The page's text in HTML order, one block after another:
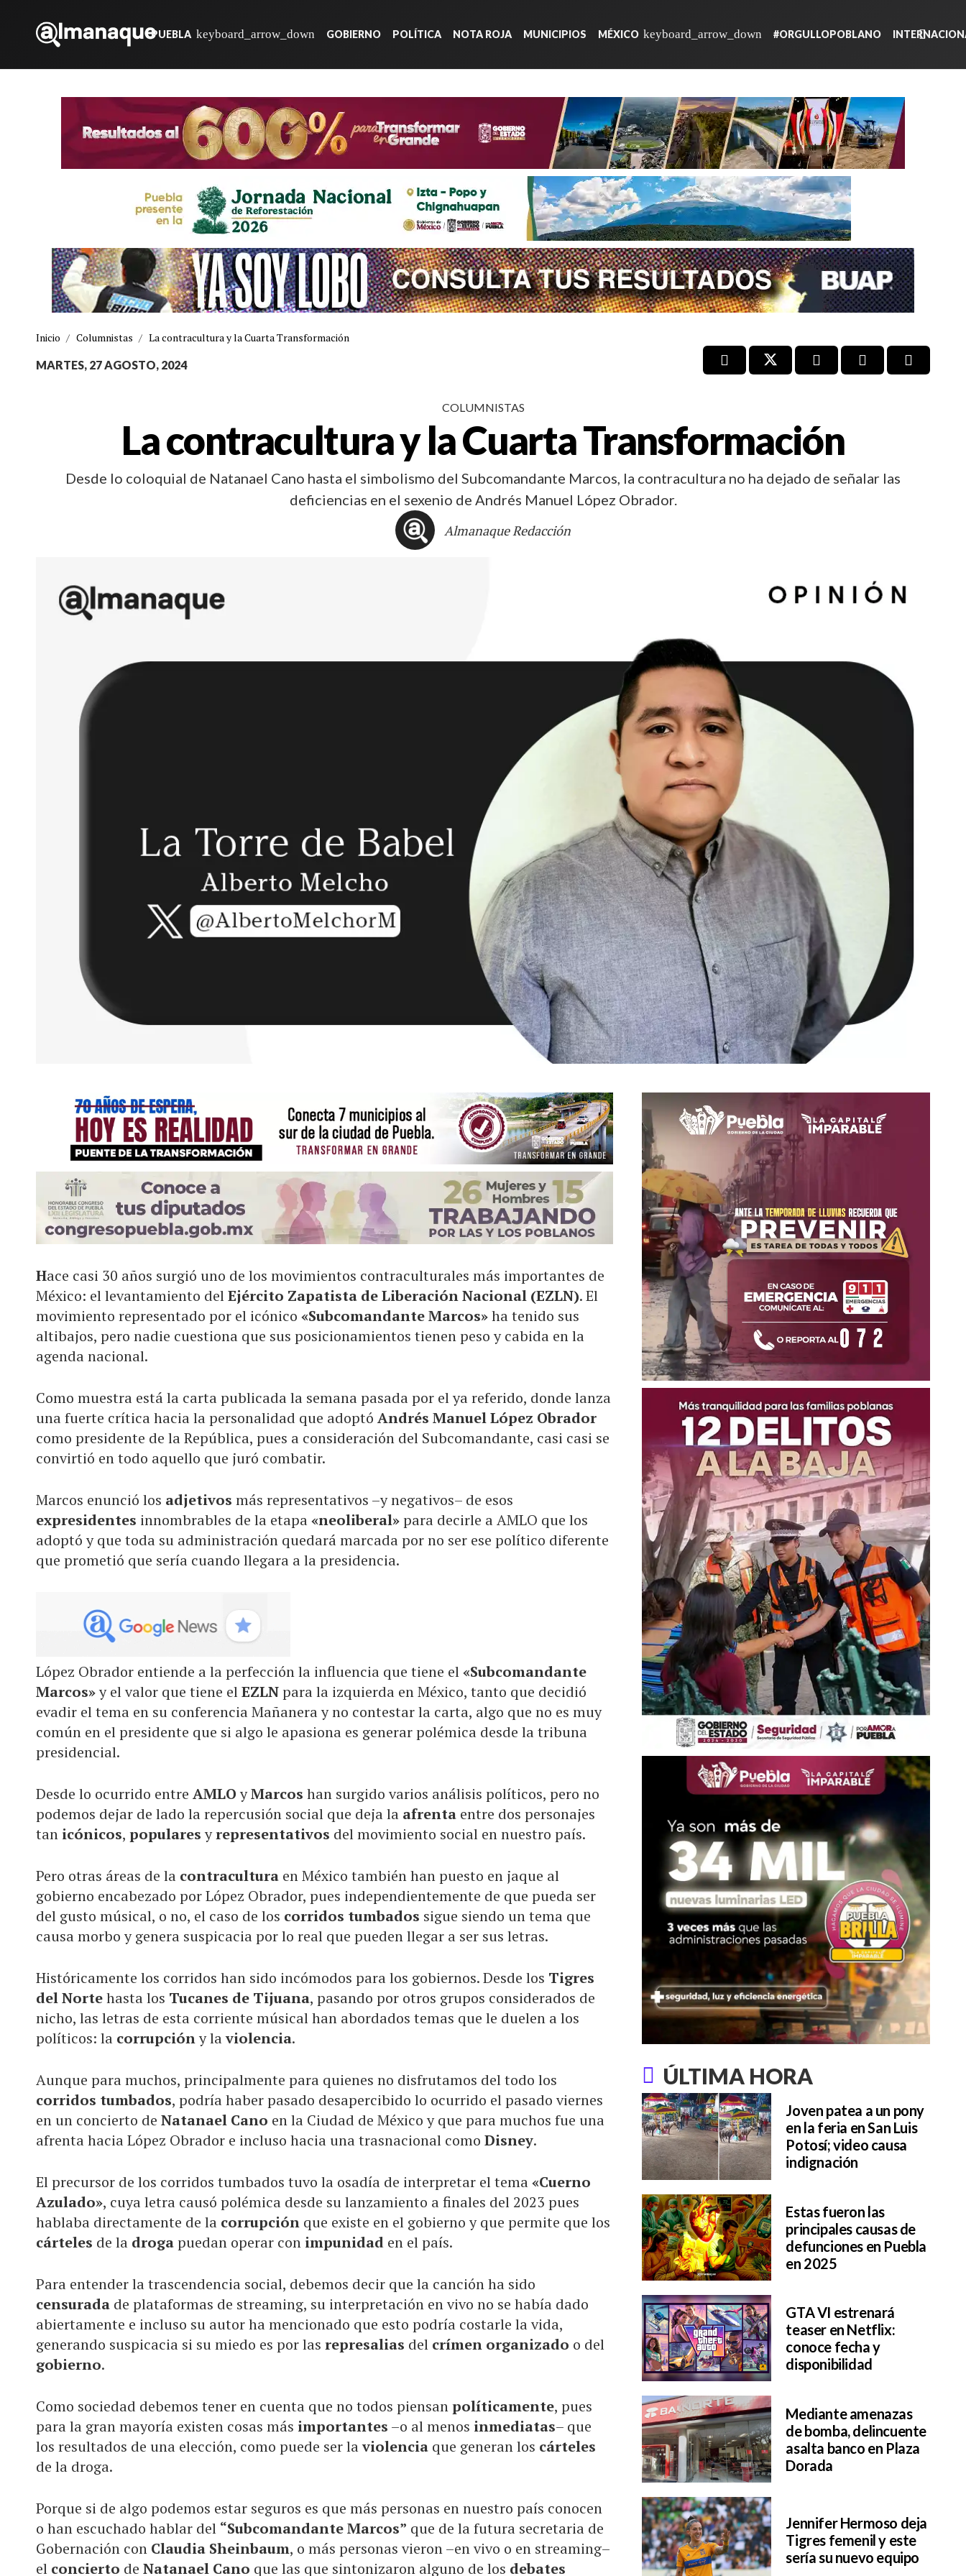
PUEBLA GOBIERNO POLÍTICA NOTA ROJA MUNICIPIOS MÉXICO #ORGULLOPOBLANO
Inicio / Columnistas / La contracultura y la Cuarta Transformación
MARTES, 27 AGOSTO, 2024
COLUMNISTAS
La contracultura y la Cuarta Transformación
Desde lo coloquial de Natanael Cano hasta el simbolismo del Subcomandante Marcos, la contracultura no ha dejado de señalar las
deficiencias en el sexenio de Andrés Manuel López Obrador.
Almanaque Redacción
Hace casi 30 años surgió uno de los movimientos contraculturales más importantes de
México: el levantamiento delEjército Zapatista de Liberación Nacional (EZLN). El
movimiento representado por el icónico «Subcomandante Marcos»ha tenido sus
altibajos, pero nadie cuestiona que sus posicionamientos tienen peso y cabida en la
agenda nacional.
Como muestra está la carta publicada la semana pasada por el ya referido, donde lanza
una fuerte crítica hacia la personalidad que adoptó Andrés Manuel López Obrador
como presidente de la República, pues a consideración del Subcomandante, casi casi se
convirtió en todo aquello que juró combatir.
Marcos enunció los adjetivos más representativos –y negativos– de esos
expresidentes innombrables de la etapa«neoliberal»para decirle a AMLO que los
adoptó y que toda su administración quedará marcada por no ser ese político diferente
que prometió que sería cuando llegara a la presidencia.
López Obrador entiende a la perfección la influencia que tiene el«Subcomandante
Marcos»y el valor que tiene elEZLNpara la izquierda en México, tanto que decidió
evadir el tema en su conferencia Mañanera y no contestar la carta, algo que no es muy
común en el presidente que si algo le apasiona es generar polémica desde la tribuna
presidencial.
Desde lo ocurrido entre AMLOyMarcos han surgido varios análisis políticos, pero no
podemos dejar de lado la repercusión social que deja la afrenta entre dos personajes
tan icónicos, popularesyrepresentativos del movimiento social en nuestro país.
Pero otras áreas de la contracultura en México también han puesto en jaque al
gobierno encabezado por López Obrador, pues independientemente de que pueda ser
del gusto músical, o no, el caso de los corridos tumbados sigue siendo un tema que
causa morbo y genera suspicacia por lo real que pueden llegar a ser sus letras.
Históricamente los corridos han sido incómodos para los gobiernos. Desde los Tigres
del Nortehasta los Tucanes de Tijuana, pasando por otros grupos considerados de
nicho, las letras de esta corriente músical han abordados temas que le duelen a los
políticos: la corrupcióny laviolencia.
Aunque para muchos, principalmente para quienes no disfrutamos del todo los
corridos tumbados, podría haber pasado desapercibido lo ocurrido el pasado viernes
en un concierto de Natanael Cano en la Ciudad de México y que para muchos fue una
afrenta hacia López Obrador e incluso hacia una trasnacional como Disney.
El precursor de los corridos tumbados tuvo la osadía de interpretar el tema«Cuerno
Azulado», cuya letra causó polémica desde su lanzamiento a finales del 2023 pues
hablaba directamente de la corrupción que existe en el gobierno y que permite que los
cárteles de la drogapuedan operar con impunidad en el país.
Para entender la trascendencia social, debemos decir que la canción ha sido
censurada de plataformas de streaming, su interpretación en vivo no se había dado
abiertamente e incluso su autor ha mencionado que esto podría costarle la vida,
generando suspicacia si su miedo es por las represalias del crímen organizado o del
gobierno.
Como sociedad debemos tener en cuenta que no todos piensanpolíticamente, pues
para la gran mayoría existen cosas más importantes –o al menos inmediatas– que
los resultados de una elección, como puede ser laviolencia que generan los cárteles
de la droga.
Porque si de algo podemos estar seguros es que más personas en nuestro país conocen
o han escuchado hablar del “Subcomandante Marcos” que de la futura secretaria de
Gobernación con Claudia Sheinbaum, o más personas vieron –en vivo o en streaming–
el concierto de Natanael Cano que las que sintonizaron alguno de los debates
ÚLTIMA HORA
Joven patea a un pony
en la feria en San Luis
Potosí; video causa
indignación
Estas fueron las
principales causas de
defunciones en Puebla
en 2025
GTA VI estrenará
teaser en Netflix:
conoce fecha y
disponibilidad
Mediante amenazas
de bomba, delincuente
asalta banco en Plaza
Dorada
Jennifer Hermoso deja
Tigres femenil y este
sería su nuevo equipo